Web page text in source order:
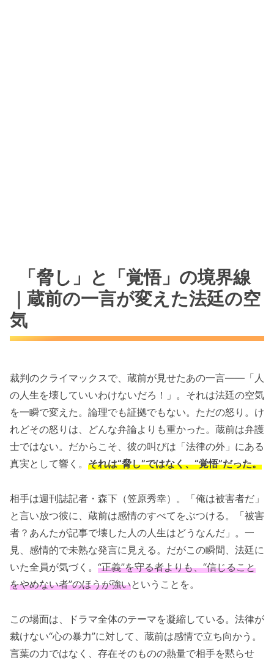
「脅し」と「覚悟」の境界線
｜蔵前の一言が変えた法廷の空
気
裁判のクライマックスで、蔵前が見せたあの一言――「人
の人生を壊していいわけないだろ！」。それは法廷の空気
を一瞬で変えた。論理でも証拠でもない。ただの怒り。け
れどその怒りは、どんな弁論よりも重かった。蔵前は弁護
士ではない。だからこそ、彼の叫びは「法律の外」にある
真実として響く。 それは“脅し”ではなく、“覚悟”だった。
相手は週刊誌記者・森下（笠原秀幸）。「俺は被害者だ」
と言い放つ彼に、蔵前は感情のすべてをぶつける。「被害
者？あんたが記事で壊した人の人生はどうなんだ」。一
見、感情的で未熟な発言に見える。だがこの瞬間、法廷に
いた全員が気づく。 “正義”を守る者よりも、“信じること
をやめない者”のほうが強いということを。
この場面は、ドラマ全体のテーマを凝縮している。法律が
裁けない“心の暴力”に対して、蔵前は感情で立ち向かう。
言葉の力ではなく、存在そのものの熱量で相手を黙らせ